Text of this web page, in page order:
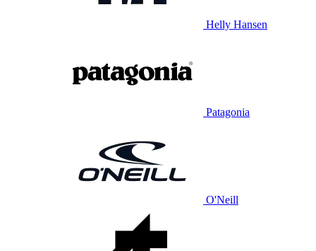
Helly Hansen
Patagonia
O'Neill